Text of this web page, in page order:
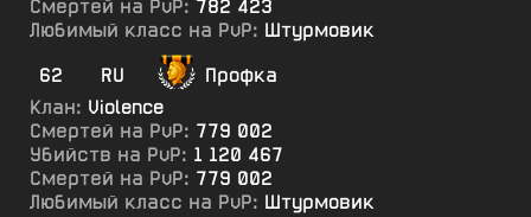
Смертей на PvP: 782 423
Любимый класс на PvP: Штурмовик
62
RU
Профка
Клан: Violence
Смертей на PvP: 779 002
Убийств на PvP: 1 120 467
Смертей на PvP: 779 002
Любимый класс на PvP: Штурмовик